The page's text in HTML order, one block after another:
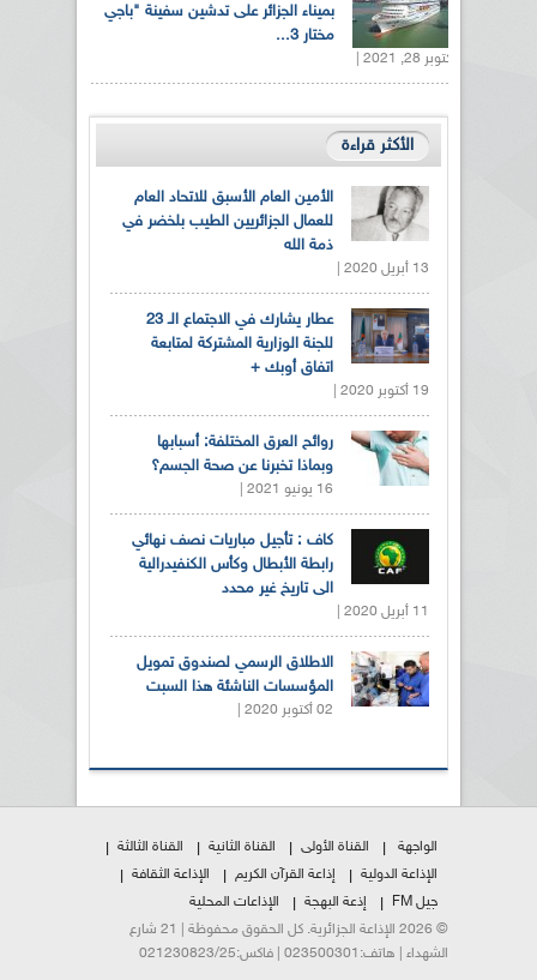
بميناء الجزائر على تدشين سفينة "باجي
مختار 3...
أكتوبر 28, 2021 |
الأكثر قراءة
الأمين العام الأسبق للاتحاد العام
للعمال الجزائريين الطيب بلخضر في
ذمة الله
13 أبريل 2020 |
عطار يشارك في الاجتماع الـ 23
للجنة الوزارية المشتركة لمتابعة
اتفاق أوبك +
19 أكتوبر 2020 |
روائح العرق المختلفة: أسبابها
وبماذا تخبرنا عن صحة الجسم؟
16 يونيو 2021 |
كاف : تأجيل مباريات نصف نهائي
رابطة الأبطال وكأس الكنفيدرالية
الى تاريخ غير محدد
11 أبريل 2020 |
الاطلاق الرسمي لصندوق تمويل
المؤسسات الناشئة هذا السبت
02 أكتوبر 2020 |
الواجهة القناة الأولى القناة الثانية
القناة الثالثة
الإذاعة الدولية
إذاعة القرآن الكريم
الإذاعة الثقافة
جيل FM
إذعة البهجة
الإذاعات المحلية
© 2026 الإذاعة الجزائرية. كل الحقوق محفوظة | 21 شارع
الشهداء | هاتف:023500301 | فاكس:021230823/25